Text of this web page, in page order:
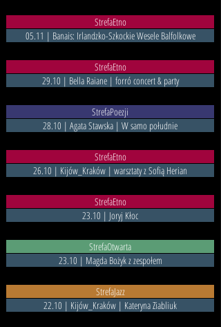
StrefaEtno
05.11 | Banais: Irlandzko-Szkockie Wesele Balfolkowe
StrefaEtno
29.10 | Bella Raiane | forró concert & party
StrefaPoezji
28.10 | Agata Stawska | W samo południe
StrefaEtno
26.10 | Kijów_Kraków | warsztaty z Sofią Herian
StrefaEtno
23.10 | Joryj Kłoc
StrefaOtwarta
23.10 | Magda Bożyk z zespołem
StrefaJazz
22.10 | Kijów_Kraków | Kateryna Ziabliuk